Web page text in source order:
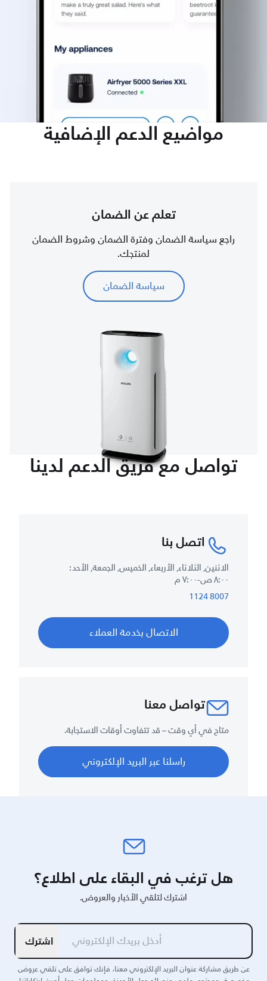
مواضيع الدعم الإضافية
تعلم عن الضمان
راجع سياسة الضمان وفترة الضمان وشروط الضمان
لمنتجك.
سياسة الضمان
تواصل مع فريق الدعم لدينا
اتصل بنا
الاثنين, الثلاثاء, الأربعاء, الخميس, الجمعة, الأحد :
٨:٠٠ ص-٧:٠٠ م
8007 1124
الاتصال بخدمة العملاء
تواصل معنا
متاح في أي وقت – قد تتفاوت أوقات الاستجابة.
راسلنا عبر البريد الإلكتروني
هل ترغب في البقاء على اطلاع؟
اشترك لتلقي الأخبار والعروض.
اشترك
عن طريق مشاركة عنوان البريد الإلكتروني معنا، فإنك توافق على تلقي عروض